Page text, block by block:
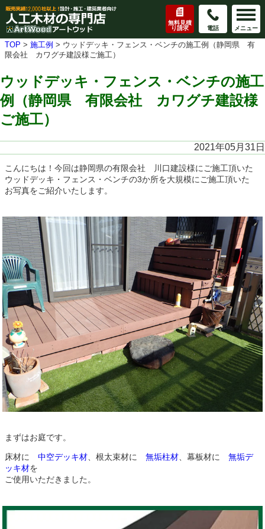
無料見積
り請求
電話 メニュー
TOP > 施工例 > ウッドデッキ・フェンス・ベンチの施工例（静岡県 有
限会社 カワグチ建設様ご施工）
ウッドデッキ・フェンス・ベンチの施工
例（静岡県 有限会社 カワグチ建設様
ご施工）
2021年05月31日
こんにちは！今回は静岡県の有限会社 川口建設様にご施工頂いた
ウッドデッキ・フェンス・ベンチの3か所を大規模にご施工頂いた
お写真をご紹介いたします。
まずはお庭です。
床材に 中空デッキ材、根太束材に 無垢柱材、幕板材に 無垢デ
ッキ材を
ご使用いただきました。